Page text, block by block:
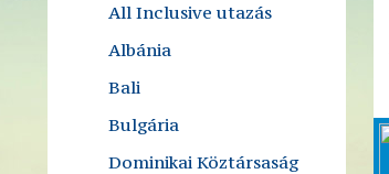
All Inclusive utazás
Albánia
Bali
Bulgária
Dominikai Köztársaság